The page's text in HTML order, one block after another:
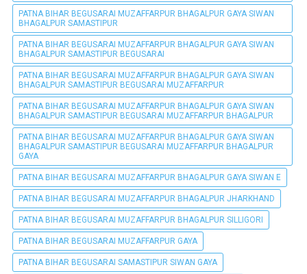
PATNA BIHAR BEGUSARAI MUZAFFARPUR BHAGALPUR GAYA SIWAN
BHAGALPUR SAMASTIPUR
PATNA BIHAR BEGUSARAI MUZAFFARPUR BHAGALPUR GAYA SIWAN
BHAGALPUR SAMASTIPUR BEGUSARAI
PATNA BIHAR BEGUSARAI MUZAFFARPUR BHAGALPUR GAYA SIWAN
BHAGALPUR SAMASTIPUR BEGUSARAI MUZAFFARPUR
PATNA BIHAR BEGUSARAI MUZAFFARPUR BHAGALPUR GAYA SIWAN
BHAGALPUR SAMASTIPUR BEGUSARAI MUZAFFARPUR BHAGALPUR
PATNA BIHAR BEGUSARAI MUZAFFARPUR BHAGALPUR GAYA SIWAN
BHAGALPUR SAMASTIPUR BEGUSARAI MUZAFFARPUR BHAGALPUR
GAYA
PATNA BIHAR BEGUSARAI MUZAFFARPUR BHAGALPUR GAYA SIWAN E
PATNA BIHAR BEGUSARAI MUZAFFARPUR BHAGALPUR JHARKHAND
PATNA BIHAR BEGUSARAI MUZAFFARPUR BHAGALPUR SILLIGORI
PATNA BIHAR BEGUSARAI MUZAFFARPUR GAYA
PATNA BIHAR BEGUSARAI SAMASTIPUR SIWAN GAYA